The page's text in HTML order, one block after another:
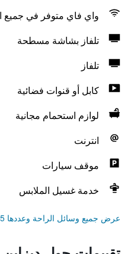
واي فاي متوفر في جميع
تلفاز بشاشة مسطحة
تلفاز
كابل أو قنوات فضائية
لوازم استحمام مجانية
انترنت
موقف سيارات
خدمة غسيل الملابس
عرض جميع وسائل الراحة وعددها 75